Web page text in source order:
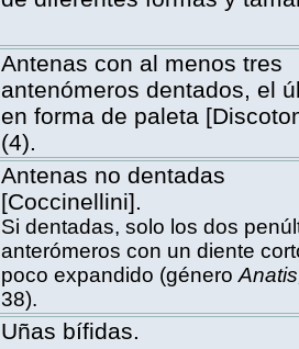
Antenas con al menos tres
antenómeros dentados, el
en forma de paleta
(4).
Antenas no dentadas
[Coccinellini].
Si dentadas, solo los dos
anterómeros con un diente
poco expandido (género
38).
Uñas bífidas.